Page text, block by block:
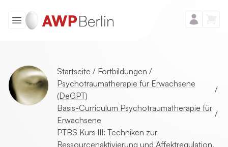
Startseite / Fortbildungen /
Psychotraumatherapie für Erwachsene
(DeGPT)
/
Basis-Curriculum Psychotraumatherapie für
Erwachsene
/
PTBS Kurs III: Techniken zur
Ressourcenaktivierung und Affektregulation,